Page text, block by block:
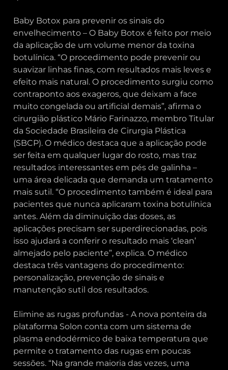
Baby Botox para prevenir os sinais do
envelhecimento – O Baby Botox é feito por meio
da aplicação de um volume menor da toxina
botulínica. “O procedimento pode prevenir ou
suavizar linhas finas, com resultados mais leves e
efeito mais natural. O procedimento surgiu como
contraponto aos exageros, que deixam a face
muito congelada ou artificial demais”, afirma o
cirurgião plástico Mário Farinazzo, membro Titular
da Sociedade Brasileira de Cirurgia Plástica
(SBCP). O médico destaca que a aplicação pode
ser feita em qualquer lugar do rosto, mas traz
resultados interessantes em pés de galinha –
uma área delicada que demanda um tratamento
mais sutil. “O procedimento também é ideal para
pacientes que nunca aplicaram toxina botulínica
antes. Além da diminuição das doses, as
aplicações precisam ser superdirecionadas, pois
isso ajudará a conferir o resultado mais ‘clean’
almejado pelo paciente”, explica. O médico
destaca três vantagens do procedimento:
personalização, prevenção de sinais e
manutenção sutil dos resultados.
Elimine as rugas profundas - A nova ponteira da
plataforma Solon conta com um sistema de
plasma endodérmico de baixa temperatura que
permite o tratamento das rugas em poucas
sessões. “Na grande maioria das vezes, uma